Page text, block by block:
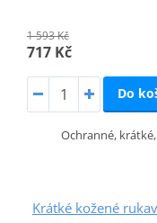
1 593 Kč
717 Kč
Do
Ochranné,
Krátké kožené